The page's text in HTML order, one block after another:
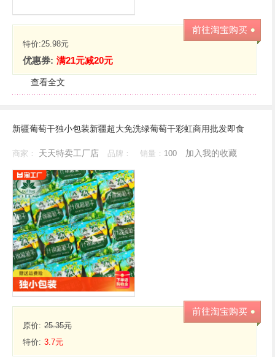
特价:25.98元
优惠券: 满21元减20元
查看全文
新疆葡萄干独小包装新疆超大免洗绿葡萄干彩虹商用批发即食
商家： 天天特卖工厂店 品牌： 销量： 100 加入我的收藏
原价: 25.35元
特价: 3.7元